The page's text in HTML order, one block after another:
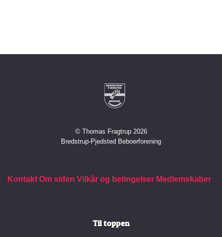
© Thomas Fragtrup 2026
Bredstrup-Pjedsted Beboerforening
Kontakt Om siden Vilkår og betingelser Medlemskaber
Til toppen